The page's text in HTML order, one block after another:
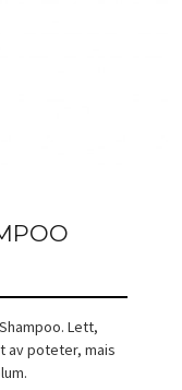
Lett,
av poteter, mais